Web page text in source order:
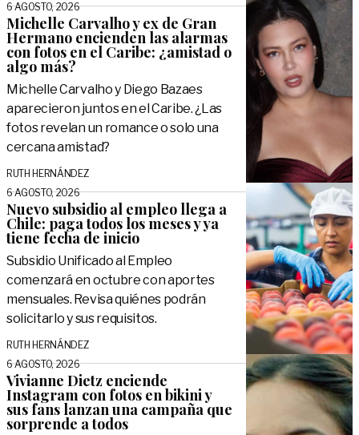
6 AGOSTO, 2026
Michelle Carvalho y ex de Gran
Hermano encienden las alarmas
con fotos en el Caribe: ¿amistad o
algo más?
Michelle Carvalho y Diego Bazaes
aparecieron juntos en el Caribe. ¿Las
fotos revelan un romance o solo una
cercana amistad?
RUTH HERNÁNDEZ
6 AGOSTO, 2026
Nuevo subsidio al empleo llega a
Chile: paga todos los meses y ya
tiene fecha de inicio
Subsidio Unificado al Empleo
comenzará en octubre con aportes
mensuales. Revisa quiénes podrán
solicitarlo y sus requisitos.
RUTH HERNÁNDEZ
6 AGOSTO, 2026
Vivianne Dietz enciende
Instagram con fotos en bikini y
sus fans lanzan una campaña que
sorprende a todos